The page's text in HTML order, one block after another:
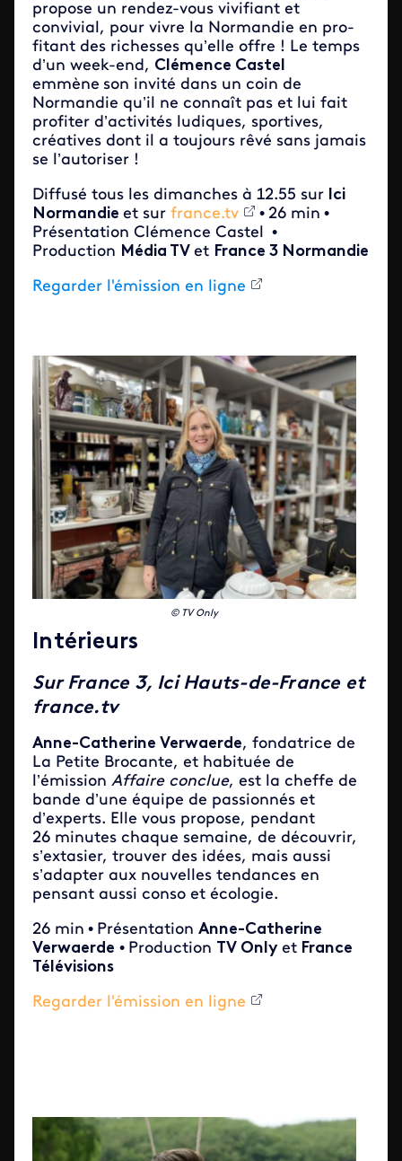
propose un rendez-vous vivifiant et
convivial, pour vivre la Normandie en pro­
fitant des richesses qu’elle offre ! Le temps
d’un week-end, Clémence Castel
emmène son invité dans un coin de
Normandie qu’il ne connaît pas et lui fait
profiter d’activités ludiques, sportives,
créatives dont il a toujours rêvé sans jamais
se l’autoriser !
Diffusé tous les dimanches à 12.55 sur Ici
Normandie et sur france.tv • 26 min •
Présentation Clémence Castel •
Production Média TV et France 3 Normandie
Regarder l'émission en ligne
© TV Only
Intérieurs
Sur France 3, Ici Hauts-de-France et
france.tv
Anne-Catherine Verwaerde, fondatrice de
La Petite Brocante, et habituée de
l’émission Affaire conclue, est la cheffe de
bande d’une équipe de passionnés et
d’experts. Elle vous propose, pendant
26 minutes chaque semaine, de découvrir,
s’extasier, trouver des idées, mais aussi
s’adapter aux nouvelles tendances en
pensant aussi conso et écologie.
26 min • Présentation Anne-Catherine
Verwaerde • Production TV Onlyet France
Télévisions
Regarder l'émission en ligne